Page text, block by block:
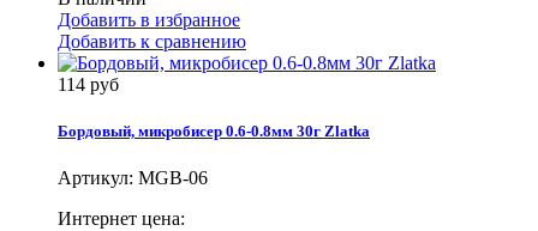
Добавить в избранное
Добавить к сравнению
114 руб
Бордовый, микробисер 0.6-0.8мм 30г Zlatka
Артикул: MGB-06
Интернет цена: